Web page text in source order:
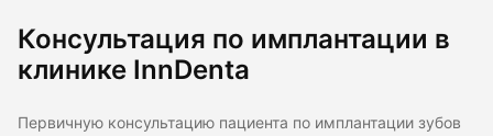
Консультация по имплантации в
клинике InnDenta
Первичную консультацию пациента по имплантации зубов